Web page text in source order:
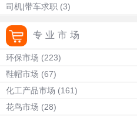
司机|带车求职 (3)
专业市场
环保市场 (223)
鞋帽市场 (67)
化工产品市场 (161)
花鸟市场 (28)